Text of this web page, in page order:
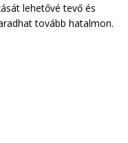
lehetővé tevő és
tovább hatalmon.